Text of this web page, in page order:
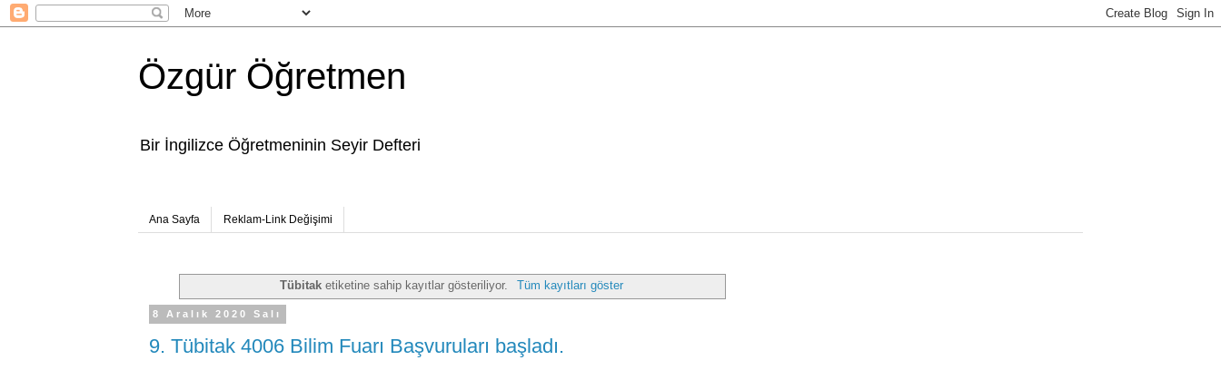
Özgür Öğretmen
Bir İngilizce Öğretmeninin Seyir Defteri
Ana Sayfa Reklam-Link Değişimi
Tübitak etiketine sahip kayıtlar gösteriliyor. Tüm kayıtları göster
8 Aralık 2020 Salı
9. Tübitak 4006 Bilim Fuarı Başvuruları başladı.